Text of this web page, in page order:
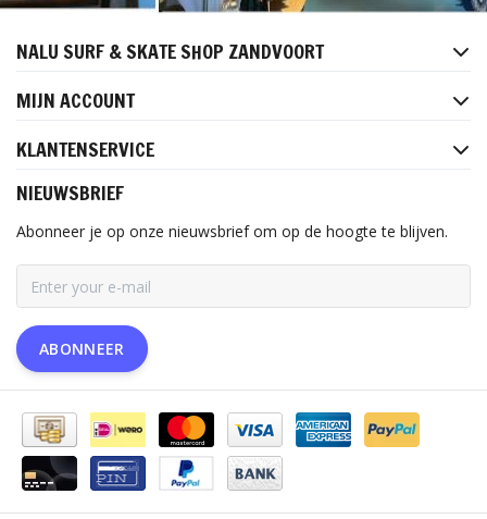
NALU SURF & SKATE SHOP ZANDVOORT
MIJN ACCOUNT
KLANTENSERVICE
NIEUWSBRIEF
Abonneer je op onze nieuwsbrief om op de hoogte te blijven.
ABONNEER